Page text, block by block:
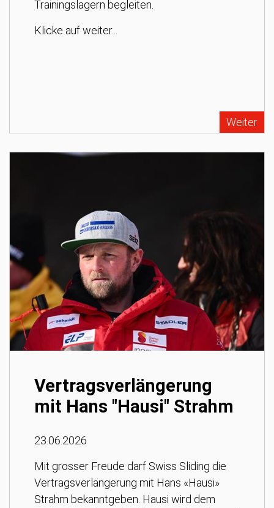
Trainingslagern begleiten.
Klicke auf weiter...
Weiter
Vertragsverlängerung
mit Hans "Hausi" Strahm
23.06.2026
Mit grosser Freude darf Swiss Sliding die
Vertragsverlängerung mit Hans «Hausi»
Strahm bekanntgeben. Hausi wird dem